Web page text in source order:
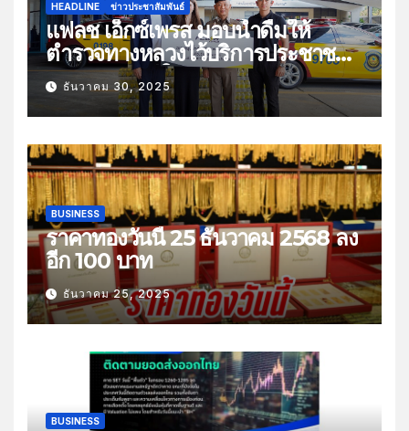
HEADLINE ข่าวประชาสัมพันธ์
แฟลช เอ็กซ์เพรส มอบน้ำดื่มให้
ตำรวจทางหลวงไว้บริการประชาชน
ช่วงเทศกาลปีใหม่
ธันวาคม 30, 2025
BUSINESS
ราคาทองวันนี้ 25 ธันวาคม 2568 ลง
อีก 100 บาท
ธันวาคม 25, 2025
BUSINESS